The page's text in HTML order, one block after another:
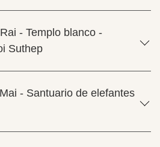
- Templo blanco -
Suthep
- Santuario de elefantes